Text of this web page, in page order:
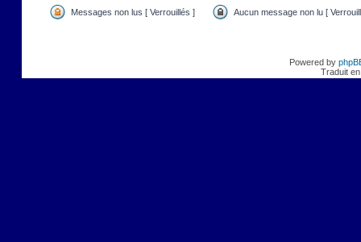
Messages non lus [ Verrouillés ] Aucun message non lu [
Powered by
Traduit